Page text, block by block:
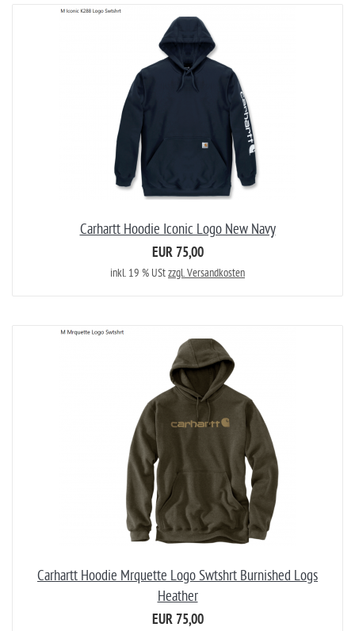
Carhartt Hoodie Iconic Logo New Navy
EUR 75,00
inkl. 19 % UStzzgl. Versandkosten
Carhartt Hoodie Mrquette Logo Swtshrt Burnished Logs
Heather
EUR 75,00